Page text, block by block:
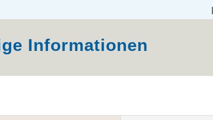
Informationen